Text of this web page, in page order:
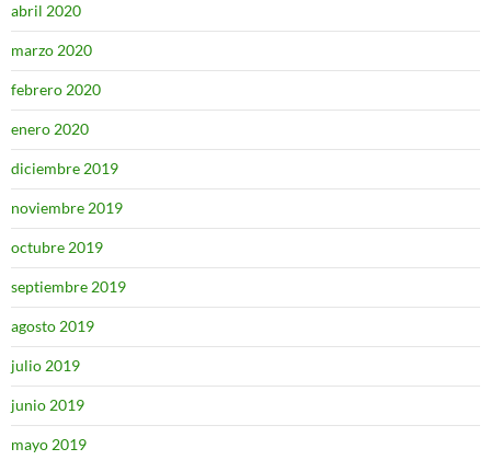
abril 2020
marzo 2020
febrero 2020
enero 2020
diciembre 2019
noviembre 2019
octubre 2019
septiembre 2019
agosto 2019
julio 2019
junio 2019
mayo 2019